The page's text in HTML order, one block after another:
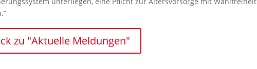
zu "Aktuelle Meldungen"